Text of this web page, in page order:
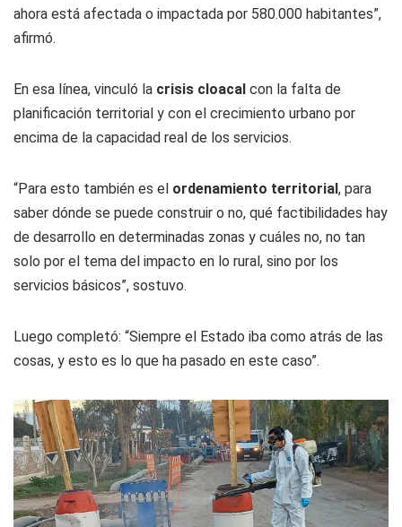
ahora está afectada o impactada por 580.000 habitantes”,
afirmó.
En esa línea, vinculó la crisis cloacal con la falta de
planificación territorial y con el crecimiento urbano por
encima de la capacidad real de los servicios.
“Para esto también es el ordenamiento territorial , para
saber dónde se puede construir o no, qué factibilidades hay
de desarrollo en determinadas zonas y cuáles no, no tan
solo por el tema del impacto en lo rural, sino por los
servicios básicos”, sostuvo.
Luego completó: “Siempre el Estado iba como atrás de las
cosas, y esto es lo que ha pasado en este caso”.